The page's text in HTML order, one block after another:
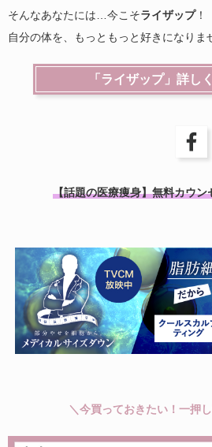
そんなあなたには…今こそライザップ！
自分の体を、もっともっと好きになりま
「ライザップ」詳し
【話題の医療痩身】無料カウン
＼今買っておきたい！一押